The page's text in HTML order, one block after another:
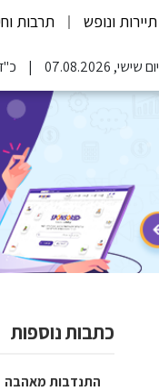
תיירות ונופש תרבות
יום שישי, 07.08.2026
כתבות נוספות
התנדבות מאהבה